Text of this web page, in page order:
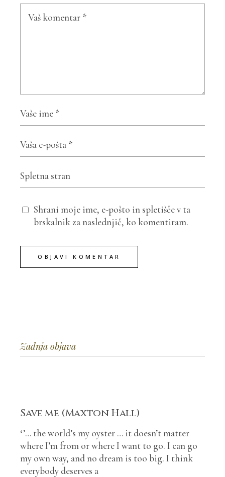
Shrani moje ime, e-pošto in spletišče v ta
brskalnik za naslednjič, ko komentiram.
OBJAVI KOMENTAR
Zadnja objava
Save me (Maxton Hall)
‘’… the world’s my oyster … it doesn’t matter
where I’m from or where I want to go. I can go
my own way, and no dream is too big. I think
everybody deserves a